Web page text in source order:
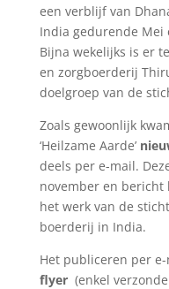
een verblijf van
India gedurende Mei
Bijna wekelijks is er
en zorgboerderij
doelgroep van de
Zoals gewoonlijk
‘Heilzame Aarde’
deels per e-mail.
november en bericht
het werk van de
boerderij in India.
Het publiceren per e-
flyer(enkel